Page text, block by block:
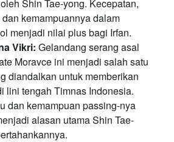
Shin Tae-yong. Kecepatan,
kemampuannya dalam
menjadi nilai plus bagi Irfan.
Vikri: Gelandang serang asal
Moravce ini menjadi salah satu
diandalkan untuk memberikan
lini tengah Timnas Indonesia.
dan kemampuan passing-nya
alasan utama Shin Tae-